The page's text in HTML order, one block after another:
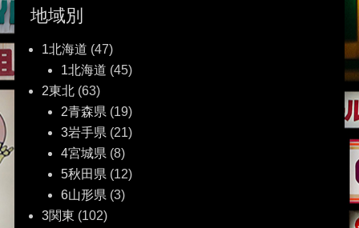
地域別
1北海道 (47)
1北海道 (45)
2東北(63)
2青森県 (19)
3岩手県 (21)
4宮城県 (8)
5秋田県 (12)
6山形県 (3)
3関東 (102)